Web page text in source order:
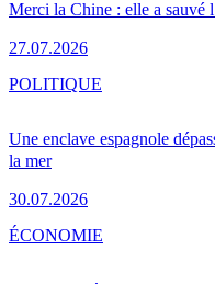
Merci la Chine : elle a sauvé
27.07.2026
Une enclave espagnole
la mer
30.07.2026
POLITIQUE
ÉCONOMIE